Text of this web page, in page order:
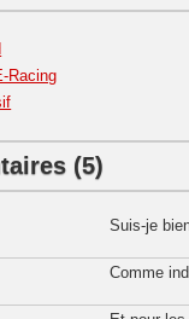
Racing
(5)
Suis-je
Comme